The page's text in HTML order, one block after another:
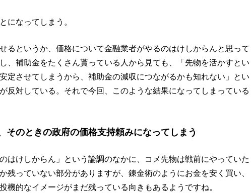
になってしまう。
るというか、価格について金融業者がやるのはけしからんと思って
、補助金をたくさん貰っている人から見ても、「先物を活かすとい
定させてしまうから、補助金の減収につながるかも知れない」とい
反対している。それで今回、このような結果になってしまっている
そのときの政府の価格支持頼みになってしまう
はけしからん」という論調のなかに、コメ先物は戦前にやっていた
残っていない部分がありますが、錬金術のようにお金を安く買い、
機的なイメージがまだ残っている向きもあるようですね。